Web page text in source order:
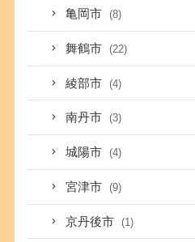
亀岡市 (8)
舞鶴市 (22)
綾部市 (4)
南丹市 (3)
城陽市 (4)
宮津市 (9)
京丹後市 (1)